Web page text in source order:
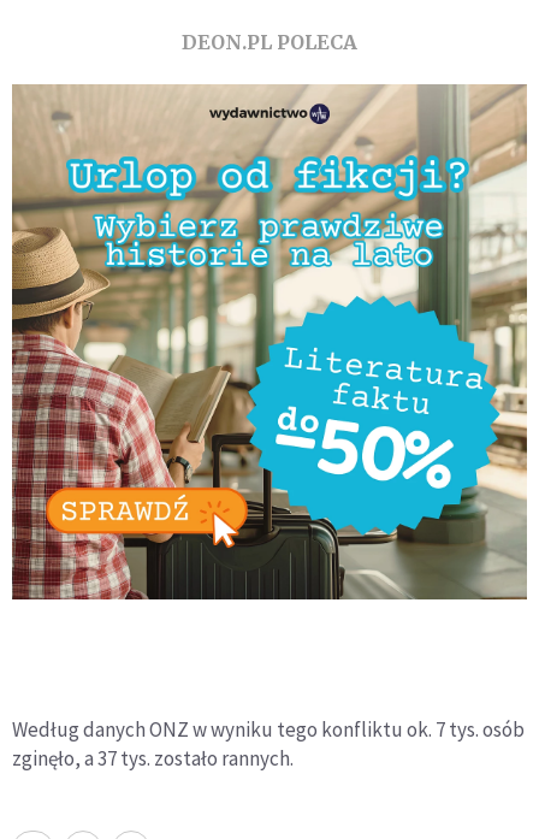
DEON.PL POLECA
Według danych ONZ w wyniku tego konfliktu ok. 7 tys. osób
zginęło, a 37 tys. zostało rannych.